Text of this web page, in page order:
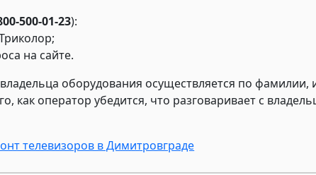
500-01-23):
на сайте.
оборудования осуществляется по фамилии,
как оператор убедится, что разговаривает с
телевизоров в Димитровграде